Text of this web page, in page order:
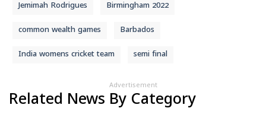
Jemimah Rodrigues Birmingham 2022
common wealth games Barbados
India womens cricket team semi final
Advertisement
Related News By Category